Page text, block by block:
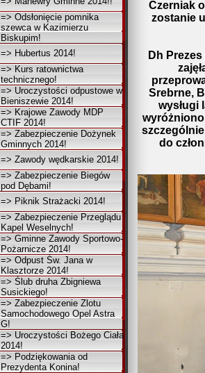
=> Odsłonięcie pomnika
szewca w Kazimierzu
Biskupim!
=> Hubertus 2014!
=> Kurs ratownictwa
technicznego!
=> Uroczystości odpustowe w
Bieniszewie 2014!
=> Krajowe Zawody MDP
CTIF 2014!
=> Zabezpieczenie Dożynek
Gminnych 2014!
=> Zawody wędkarskie 2014!
=> Zabezpieczenie Biegów
pod Dębami!
=> Piknik Strażacki 2014!
=> Zabezpieczenie Przeglądu
Kapel Weselnych!
=> Gminne Zawody Sportowo-
Pożarnicze 2014!
=> Odpust Św. Jana w
Klasztorze 2014!
=> Ślub druha Zbigniewa
Susickiego!
=> Zabezpieczenie Zlotu
Samochodowego Opel Astra
G!
=> Uroczystości Bożego Ciała
2014!
=> Podziękowania od
Prezydenta Konina!
Czerniak
zostanie
Dh
Srebrne,
wysługi
do